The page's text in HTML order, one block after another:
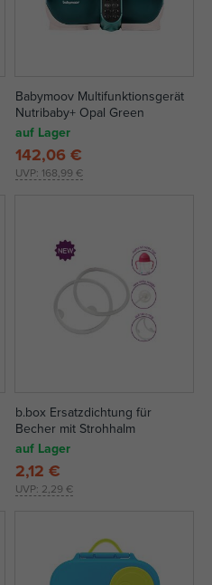
Babymoov Multifunktionsgerät
Nutribaby+ Opal Green
auf Lager
UVP: 168,99 €
142,06 €
b.box Ersatzdichtung für
Becher mit Strohhalm
auf Lager
UVP: 2,29 €
2,12 €